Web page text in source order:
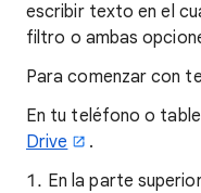
escribir texto en el
filtro o ambas
Para comenzar con
En tu teléfono o
Drive
.
En la parte